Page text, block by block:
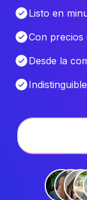
Listo en
Con precios
Desde la